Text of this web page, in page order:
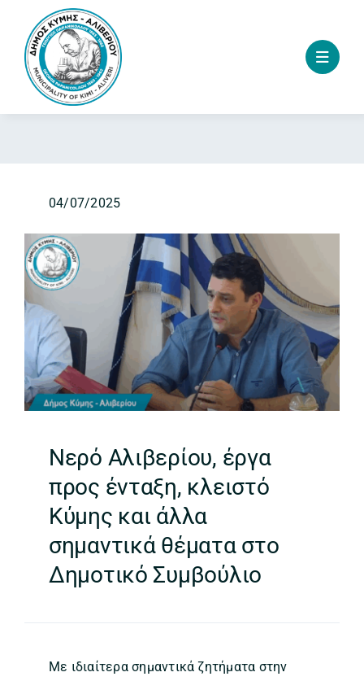
content
04/07/2025
Νερό Αλιβερίου, έργα
προς ένταξη, κλειστό
Κύμης και άλλα
σημαντικά θέματα στο
Δημοτικό Συμβούλιο
Με ιδιαίτερα σημαντικά ζητήματα στην